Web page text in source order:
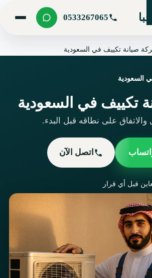
0533267065
صيانة تكييف في السعودية
السعودية
تكييف في السعودية
والاتفاق على نطاقه قبل البدء.
اتصل الآن
قبل أي قرار